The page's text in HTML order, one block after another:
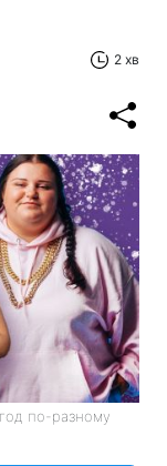
2 хв
по-разному